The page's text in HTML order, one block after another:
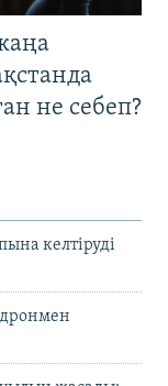
не себеп?
келтіруді